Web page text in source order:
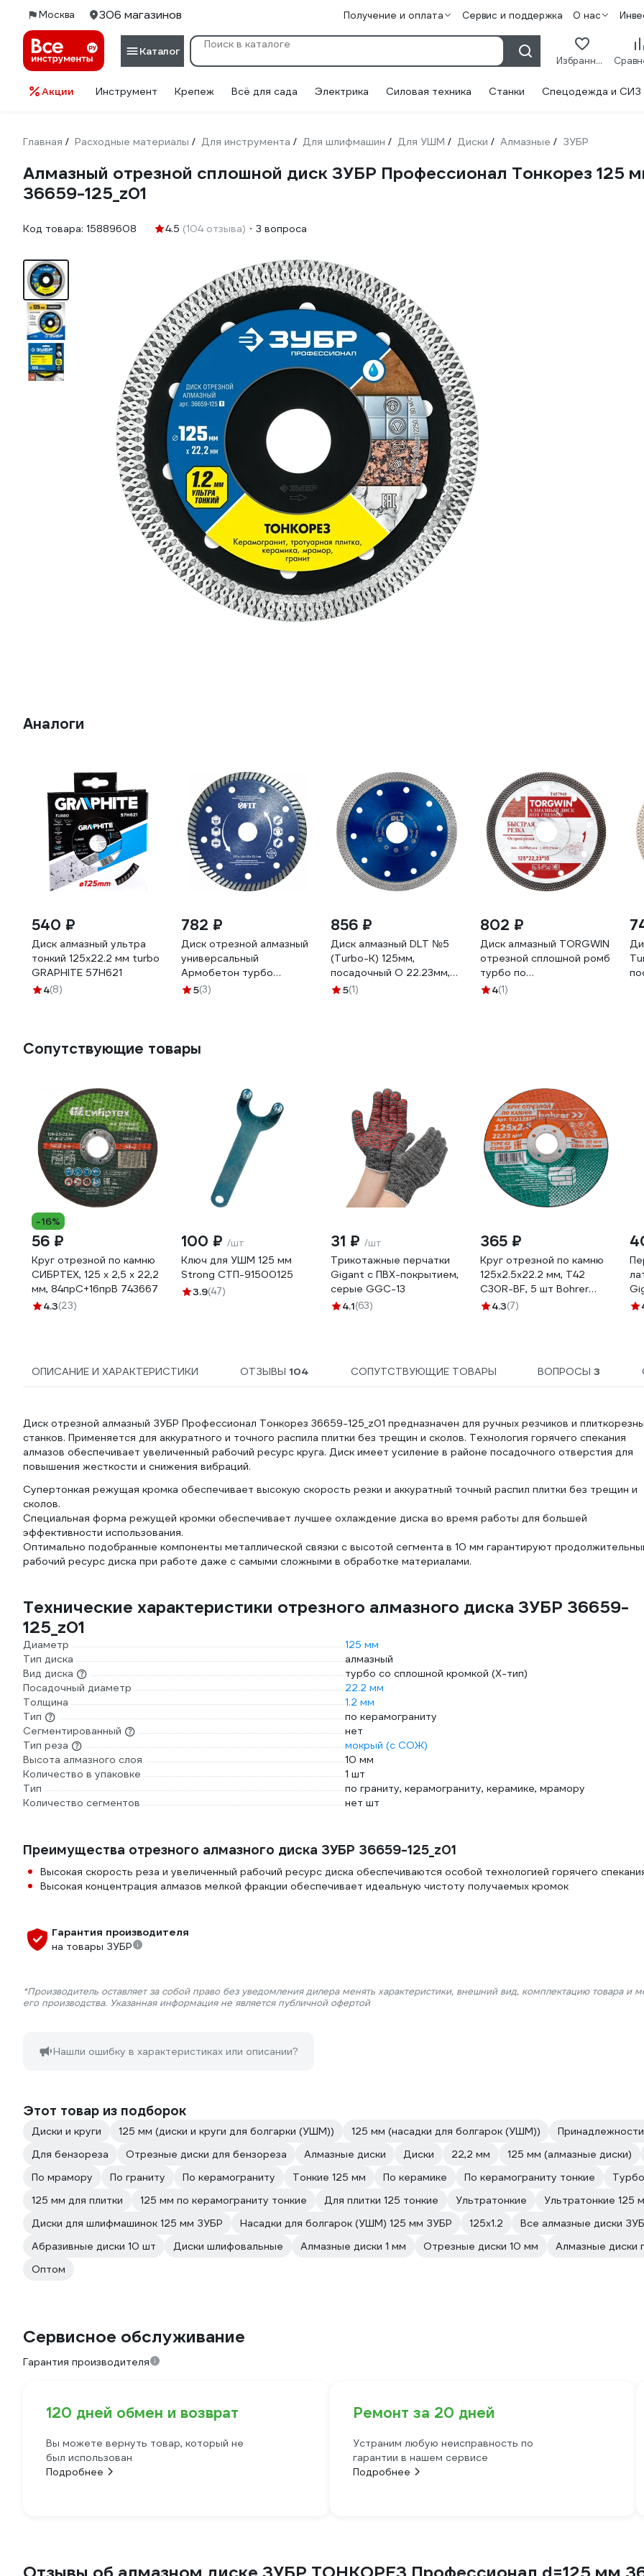
Москва 306 магазинов Получение и оплата Сервис и поддержка О нас
Каталог
Избранное
Акции Инструмент Крепеж Всё для сада Электрика Силовая техника Станки Спецодежда и СИЗ
Главная / Расходные материалы / Для инструмента / Для шлифмашин / Для УШМ / Диски / Алмазные / ЗУБР
Алмазный отрезной сплошной диск ЗУБР Профессионал Тонкорез 125
36659-125_z01
Код товара: 15889608 4.5 (104 отзыва) 3 вопроса
Аналоги
540 ₽
Диск алмазный ультра
тонкий 125х22.2 мм turbo
GRAPHITE 57H621
4(8)
782 ₽
Диск отрезной алмазный
универсальный
Армобетон турбо
125x1.4x10x22.2 мм FIT
5(3)
856 ₽
Диск алмазный DLT №5
(Turbo-K) 125мм,
посадочный O 22.23мм,
толщина 1.2мм
5(1)
802 ₽
Диск алмазный TORGWIN
отрезной сплошной ромб
турбо по
стройматериалам
4(1)
Сопутствующие товары
-16%
56 ₽
Круг отрезной по камню
СИБРТЕХ, 125 х 2,5 х 22,2
мм, 84прC+16прB 743667
4.3(23)
100 ₽ /шт
Ключ для УШМ 125 мм
Strong СТП-91500125
3.9(47)
31 ₽ /шт
Трикотажные перчатки
Gigant с ПВХ-покрытием,
серые GGC-13
4.1(63)
365 ₽
Круг отрезной по камню
125x2.5x22.2 мм, T42
С30R-BF, 5 шт Bohrer
51212525
4.3(7)
ОПИСАНИЕ И ХАРАКТЕРИСТИКИ ОТЗЫВЫ 104 СОПУТСТВУЮЩИЕ ТОВАРЫ ВОПРОСЫ3
Диск отрезной алмазный ЗУБР Профессионал Тонкорез 36659-125_z01 предназначен для ручных резчиков и
станков. Применяется для аккуратного и точного распила плитки без трещин и сколов. Технология горячего спекания
алмазов обеспечивает увеличенный рабочий ресурс круга. Диск имеет усиление в районе посадочного отверстия для
повышения жесткости и снижения вибраций.
Супертонкая режущая кромка обеспечивает высокую скорость резки и аккуратный точный распил плитки без трещин и
сколов.
Специальная форма режущей кромки обеспечивает лучшее охлаждение диска во время работы для большей
эффективности использования.
Оптимально подобранные компоненты металлической связки с высотой сегмента в 10 мм гарантируют
рабочий ресурс диска при работе даже с самыми сложными в обработке материалами.
Технические характеристики отрезного алмазного диска ЗУБР 36659-
125_z01
Диаметр
125 мм
Тип диска
алмазный
Вид диска
турбо со сплошной кромкой (X-тип)
Посадочный диаметр
22.2 мм
Толщина
1.2 мм
Тип
по керамограниту
Сегментированный
нет
Тип реза
мокрый (с СОЖ)
Высота алмазного слоя
10 мм
Количество в упаковке
1 шт
Тип
по граниту, керамограниту, керамике, мрамору
Количество сегментов
нет шт
Преимущества отрезного алмазного диска ЗУБР 36659-125_z01
Высокая скорость реза и увеличенный рабочий ресурс диска обеспечиваются особой технологией горячего
Высокая концентрация алмазов мелкой фракции обеспечивает идеальную чистоту получаемых кромок
Гарантия производителя
на товары ЗУБР
*Производитель оставляет за собой право без уведомления дилера менять характеристики, внешний вид, комплектацию товара и
его производства. Указанная информация не является публичной офертой
Нашли ошибку в характеристиках или описании?
Этот товар из подборок
Диски и круги 125 мм (диски и круги для болгарки (УШМ)) 125 мм (насадки для болгарок (УШМ))
Для бензореза
Отрезные диски для бензореза Алмазные диски Диски 22,2 мм 125 мм (алмазные диски)
По мрамору
По граниту По керамограниту Тонкие 125 мм По керамике По керамограниту тонкие
125 мм для плитки
125 мм по керамограниту тонкие Для плитки 125 тонкие Ультратонкие Ультратонкие 125
Диски для шлифмашинок 125 мм ЗУБР
Насадки для болгарок (УШМ) 125 мм ЗУБР 125х1.2 Все алмазные диски
Абразивные диски 10 шт
Диски шлифовальные Алмазные диски 1 мм Отрезные диски 10 мм Алмазные диски
Оптом
Сервисное обслуживание
Гарантия производителя
120 дней обмен и возврат
Вы можете вернуть товар, который не
был использован
Подробнее
Ремонт за 20 дней
Устраним любую неисправность по
гарантии в нашем сервисе
Подробнее